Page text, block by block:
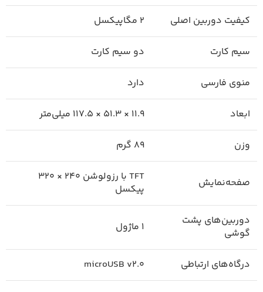
کیفیت دوربین اصلی 2 مگاپیکسل
سیم کارت دو سیم کارت
منوی فارسی دارد
ابعاد 11.9 × 51.3 × 117.5 میلی‌متر
وزن 89 گرم
صفحه‌نمایش
TFT با رزولوشن 240 × 320
پیکسل
دوربین‌های پشت
گوشی
1 ماژول
درگاه‌های ارتباطی microUSB v2.0